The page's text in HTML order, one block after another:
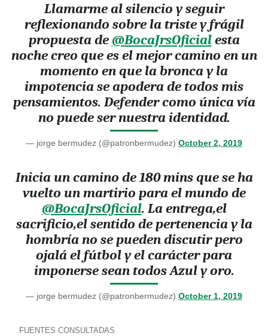
Llamarme al silencio y seguir
reflexionando sobre la triste y frágil
propuesta de@BocaJrsOficialesta
noche creo que es el mejor camino en un
momento en que la bronca y la
impotencia se apodera de todos mis
pensamientos. Defender como única vía
no puede ser nuestra identidad.
— jorge bermudez (@patronbermudez) October 2, 2019
Inicia un camino de 180 mins que se ha
vuelto un martirio para el mundo de
@BocaJrsOficial. La entrega,el
sacrificio,el sentido de pertenencia y la
hombría no se pueden discutir pero
ojalá el fútbol y el carácter para
imponerse sean todos Azul y oro.
— jorge bermudez (@patronbermudez) October 1, 2019
FUENTES CONSULTADAS